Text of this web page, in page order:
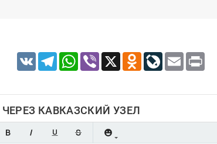
VK TelegramWhatsApp
Viber X Odnoklassniki
LiveJournal
Email
КАВКАЗСКИЙ УЗЕЛ